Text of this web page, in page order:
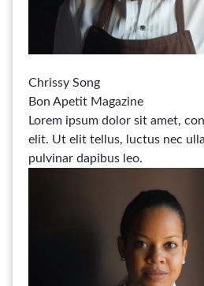
Chrissy Song
Bon Apetit Magazine
Lorem ipsum dolor sit amet,
elit. Ut elit tellus, luctus nec
pulvinar dapibus leo.